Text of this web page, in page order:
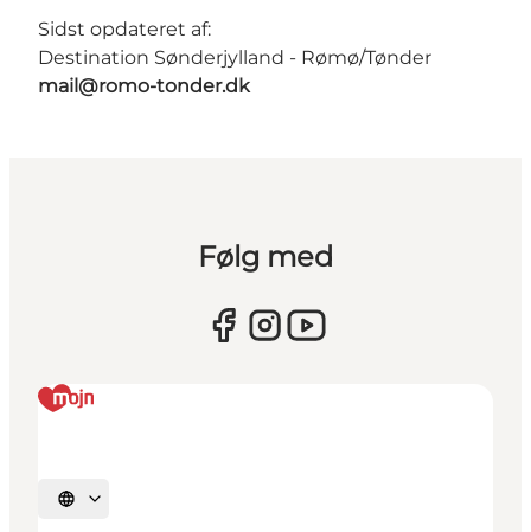
Sidst opdateret af:
Destination Sønderjylland - Rømø/Tønder
mail@romo-tonder.dk
Følg med
Vælg sprog